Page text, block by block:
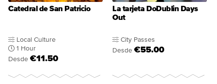
Catedral de San Patricio
Local Culture
1 Hour
Desde €11.50
La tarjeta DoDublin Days
Out
City Passes
Desde €55.00